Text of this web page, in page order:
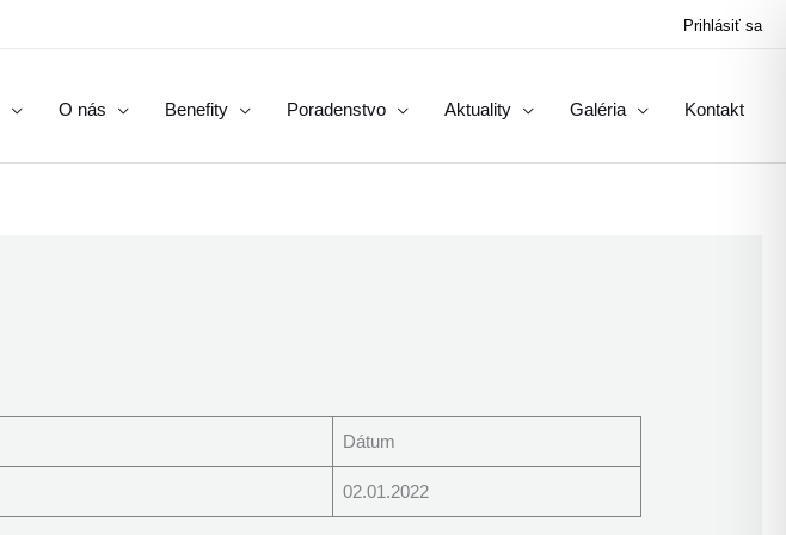
Prihlásiť sa
O nás Benefity Poradenstvo Aktuality Galéria Kontakt
Dátum
02.01.2022